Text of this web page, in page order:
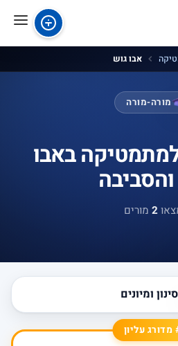
אבו גוש
מורה-מורה
באבו
2 מורים
סינון ומיונים